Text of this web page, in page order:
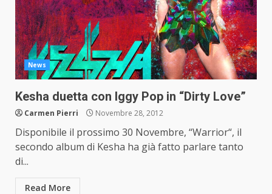
News
Kesha duetta con Iggy Pop in “Dirty Love”
Carmen Pierri Novembre 28, 2012
Disponibile il prossimo 30 Novembre, “Warrior“, il
secondo album di Kesha ha già fatto parlare tanto
di...
Read More